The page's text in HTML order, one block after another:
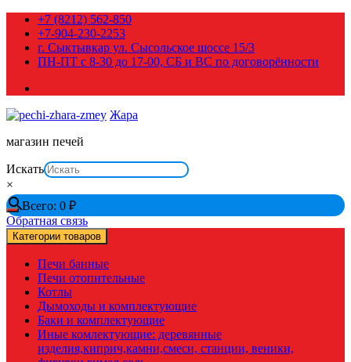
Перейти
содержимому
+7 (8212) 562-850
+7-904-230-2253
г. Сыктывкар ул. Сысольское шоссе 15/3
ПН-ПТ с 8-30 до 17-00, СБ и ВС по договорённости
Жара
магазин печей
Искать
×
Всего: 0 ₽
Обратная связь
Категории товаров
Печи банные
Печи отопительные
Котлы
Дымоходы и комплектующие
Баки и комплектующие
Иные комлектующие: деревянные
изделия,киприч,камни,смеси, станции, веники,